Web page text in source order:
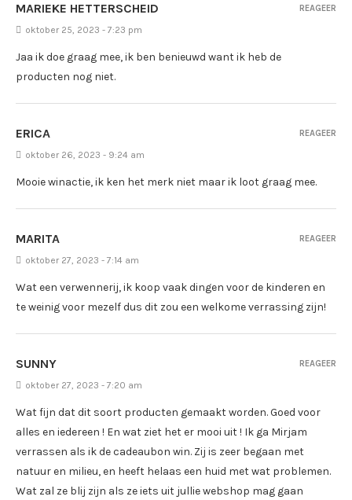
MARIEKE HETTERSCHEID
oktober 25, 2023 - 7:23 pm
Jaa ik doe graag mee, ik ben benieuwd want ik heb de
producten nog niet.
REAGEER
ERICA
oktober 26, 2023 - 9:24 am
Mooie winactie, ik ken het merk niet maar ik loot graag mee.
REAGEER
MARITA
oktober 27, 2023 - 7:14 am
Wat een verwennerij, ik koop vaak dingen voor de kinderen en
te weinig voor mezelf dus dit zou een welkome verrassing zijn!
REAGEER
SUNNY
oktober 27, 2023 - 7:20 am
Wat fijn dat dit soort producten gemaakt worden. Goed voor
alles en iedereen ! En wat ziet het er mooi uit ! Ik ga Mirjam
verrassen als ik de cadeaubon win. Zij is zeer begaan met
natuur en milieu, en heeft helaas een huid met wat problemen.
Wat zal ze blij zijn als ze iets uit jullie webshop mag gaan
REAGEER